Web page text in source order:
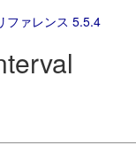
ファレンス 5.5.4